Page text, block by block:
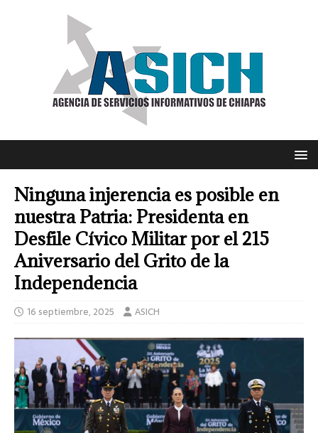
Ninguna injerencia es posible en
nuestra Patria: Presidenta en
Desfile Cívico Militar por el 215
Aniversario del Grito de la
Independencia
16 septiembre, 2025 ASICH